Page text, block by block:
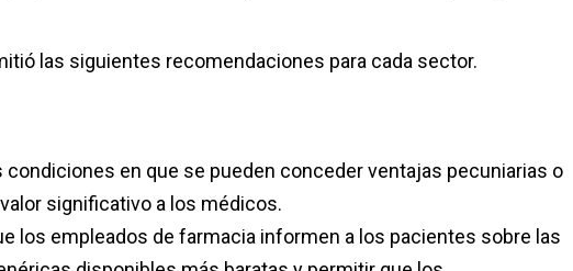
las siguientes recomendaciones para cada sector.
condiciones en que se pueden conceder ventajas pecuniarias o
significativo a los médicos.
los empleados de farmacia informen a los pacientes sobre las